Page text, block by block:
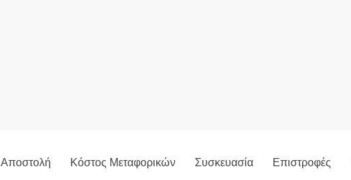
Αποστολή Κόστος Μεταφορικών Συσκευασία Επιστροφές